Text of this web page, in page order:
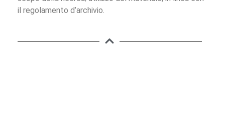
il regolamento d’archivio.